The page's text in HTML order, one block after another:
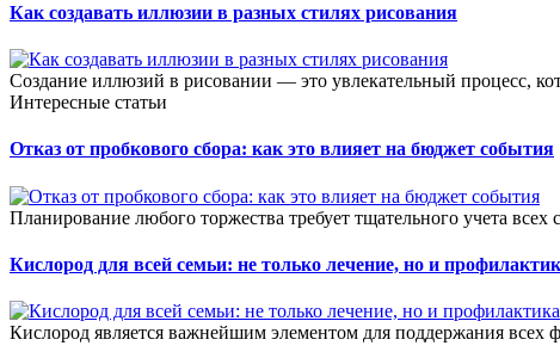
Как создавать иллюзии в разных стилях рисования
Создание иллюзий в рисовании — это увлекательный процесс,
Интересные статьи
Отказ от пробкового сбора: как это влияет на бюджет события
Планирование любого торжества требует тщательного учета всех
Кислород для всей семьи: не только лечение, но и
Кислород является важнейшим элементом для поддержания всех